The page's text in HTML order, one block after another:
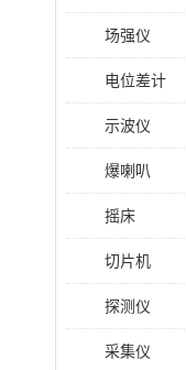
场强仪
电位差计
示波仪
爆喇叭
摇床
切片机
探测仪
采集仪